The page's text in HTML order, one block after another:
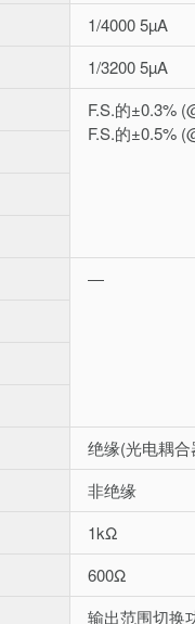
1/4000 5µA
1/3200 5µA
F.S.的±0.3%
F.S.的±0.5%
―
绝缘(光电耦
非绝缘
1kΩ
600Ω
输出范围切换